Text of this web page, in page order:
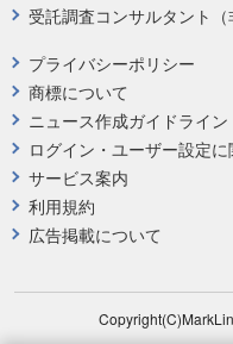
プライバシーポリシー
商標について
ニュース作成ガイドライン
ログイン・ユーザー設定
サービス案内
利用規約
広告掲載について
受託調査コンサルタント（